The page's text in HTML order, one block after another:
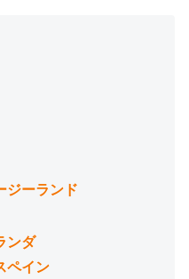
ジーランド
ンダ
ペイン